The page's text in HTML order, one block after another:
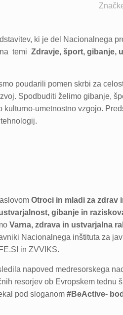
ki je del Nacionalnega
temiZdravje, šport, gibanje,
poudarili pomen skrbi za
Spodbuditi želimo gibanje,
kulturno-umetnostno vzgojo.
Otroci in mladi za zdrav
gibanje in
Varna, zdrava in ustvarjalna
Nacionalnega inštituta za
in ZVVIKS.
napoved medresorskega
resorjev ob Evropskem tednu
pod sloganom #BeActive-